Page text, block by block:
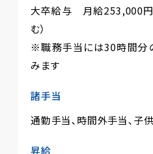
大卒給与 月給253,000円
む）
※職務手当には30時間分
みます
諸手当
通勤手当、時間外手当、子
昇給